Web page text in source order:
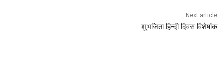
Next article
शुभजिता हिन्दी दिवस विशेषांक